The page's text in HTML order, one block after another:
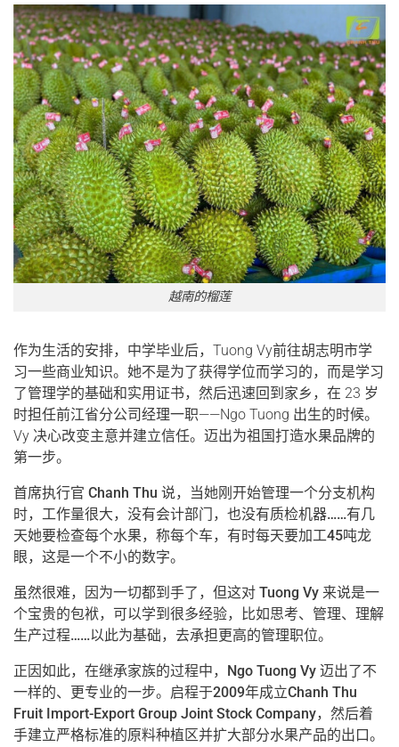
越南的榴莲
作为生活的安排，中学毕业后，Tuong Vy前往胡志明市学
习一些商业知识。她不是为了获得学位而学习的，而是学习
了管理学的基础和实用证书，然后迅速回到家乡，在 23 岁
时担任前江省分公司经理一职——Ngo Tuong 出生的时候。
Vy 决心改变主意并建立信任。迈出为祖国打造水果品牌的
第一步。
首席执行官 Chanh Thu 说，当她刚开始管理一个分支机构
时，工作量很大，没有会计部门，也没有质检机器……有几
天她要检查每个水果，称每个车，有时每天要加工45吨龙
眼，这是一个不小的数字。
虽然很难，因为一切都到手了，但这对 Tuong Vy 来说是一
个宝贵的包袱，可以学到很多经验，比如思考、管理、理解
生产过程……以此为基础，去承担更高的管理职位。
正因如此，在继承家族的过程中，Ngo Tuong Vy 迈出了不
一样的、更专业的一步。启程于2009年成立Chanh Thu
Fruit Import-Export Group Joint Stock Company，然后着
手建立严格标准的原料种植区并扩大部分水果产品的出口。